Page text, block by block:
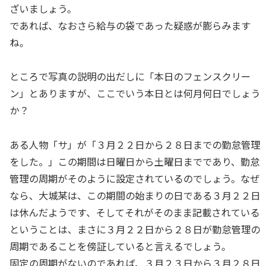
ざいましょう。
であれば、なおさら給与の袋であった疑惑が膨らみます
ね。
ところで写真の説明の出だしに「本日のフェンスクリー
ン」とありますが、ここでいう本日とは何月何日でしょう
か？
ある人物「サ」が「３月２２日から２８日までの勤怠管理
をした。」この期間は日曜日から土曜日までであり、勤怠
管理の周期がそのように設定されているのでしょう。なぜ
なら、大城某は、この期間の始まりの日である３月２２日
は休んだようです、そしてそれがそのまま記載されている
ということは、まさに３月２２日から２８日が勤怠管理の
周期であることを傍証していると言えるでしょう。
固定の周期がないのであれば、３月２３日から３月２８日